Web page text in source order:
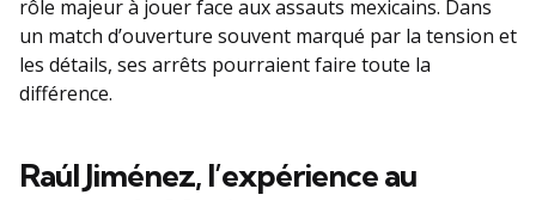
rôle majeur à jouer face aux assauts mexicains. Dans
un match d’ouverture souvent marqué par la tension et
les détails, ses arrêts pourraient faire toute la
différence.
Raúl Jiménez, l’expérience au